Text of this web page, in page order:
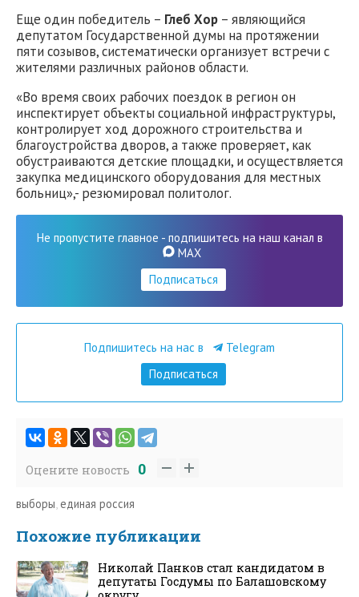
Еще один победитель – Глеб Хор – являющийся
депутатом Государственной думы на протяжении
пяти созывов, систематически организует встречи с
жителями различных районов области.
«Во время своих рабочих поездок в регион он
инспектирует объекты социальной инфраструктуры,
контролирует ход дорожного строительства и
благоустройства дворов, а также проверяет, как
обустраиваются детские площадки, и осуществляется
закупка медицинского оборудования для местных
больниц»,- резюмировал политолог.
Не пропустите главное - подпишитесь на наш канал в
MAX
Подписаться
Подпишитесь на нас в
Telegram
Подписаться
Оцените новость 0
выборы, единая россия
Похожие публикации
Николай Панков стал кандидатом в
депутаты Госдумы по Балашовскому